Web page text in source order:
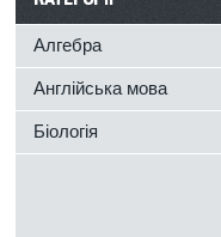
Алгебра
Англійська мова
Біологія